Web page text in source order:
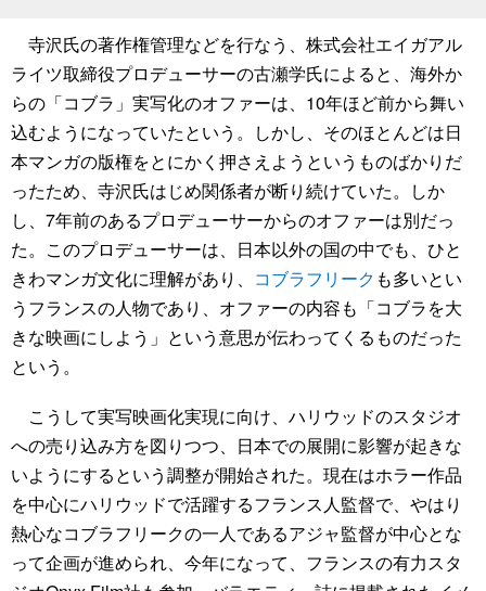
寺沢氏の著作権管理などを行なう、株式会社エイガアル
ライツ取締役プロデューサーの古瀬学氏によると、海外か
らの「コブラ」実写化のオファーは、10年ほど前から舞い
込むようになっていたという。しかし、そのほとんどは日
本マンガの版権をとにかく押さえようというものばかりだ
ったため、寺沢氏はじめ関係者が断り続けていた。しか
し、7年前のあるプロデューサーからのオファーは別だっ
た。このプロデューサーは、日本以外の国の中でも、ひと
きわマンガ文化に理解があり、 コブラフリーク も多いとい
うフランスの人物であり、オファーの内容も「コブラを大
きな映画にしよう」という意思が伝わってくるものだった
という。
こうして実写映画化実現に向け、ハリウッドのスタジオ
への売り込み方を図りつつ、日本での展開に影響が起きな
いようにするという調整が開始された。現在はホラー作品
を中心にハリウッドで活躍するフランス人監督で、やはり
熱心なコブラフリークの一人であるアジャ監督が中心とな
って企画が進められ、今年になって、フランスの有力スタ